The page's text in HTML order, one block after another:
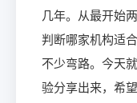
几年。从最开始
判断哪家机构适
不少弯路。今天
验分享出来，希